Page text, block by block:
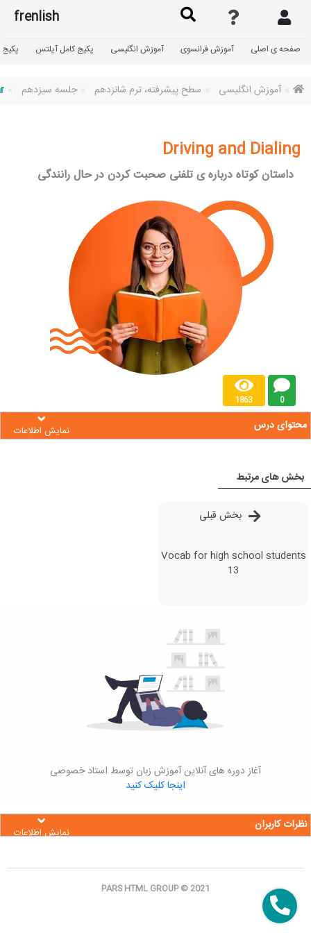
frenlish
صفحه ی اصلی آموزش فرانسوی آموزش انگلیسی پکیج کامل آیلتس پکیج
آموزش انگلیسی سطح پیشرفته، ترم شانزدهم جلسه سیزدهم
Driving and Dialing
داستان کوتاه درباره ی تلفنی صحبت کردن در حال رانندگی
1863 0
محتوای درس نمایش اطلاعات
بخش های مرتبط
بخش قبلی
Vocab for high school students
13
آغاز دوره های آنلاین آموزش زبان توسط استاد خصوصی
اینجا کلیک کنید
نظرات کاربران نمایش اطلاعات
PARS HTML GROUP © 2021